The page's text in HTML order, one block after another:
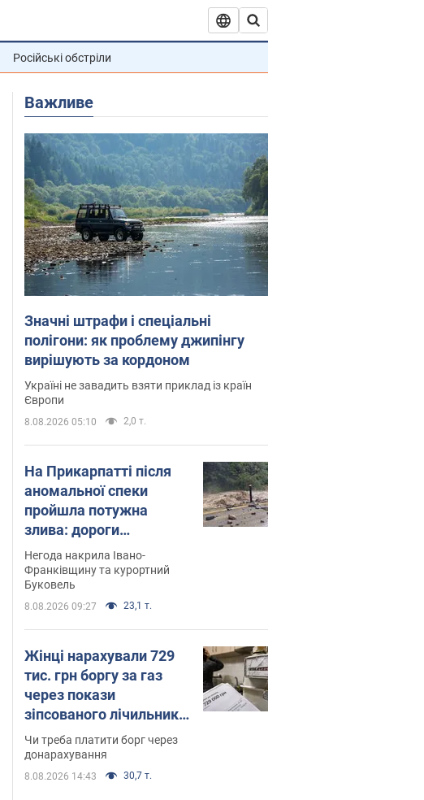
Російські обстріли
Важливе
Значні штрафи і спеціальні
полігони: як проблему джипінгу
вирішують за кордоном
Україні не завадить взяти приклад із країн
Європи
8.08.2026 05:10 2,0 т.
На Прикарпатті після
аномальної спеки
пройшла потужна
злива: дороги
перетворились на
річки. Відео
Негода накрила Івано-
Франківщину та курортний
Буковель
8.08.2026 09:27 23,1 т.
Жінці нарахували 729
тис. грн боргу за газ
через покази
зіпсованого лічильника:
суддя ухвалив
неочікуване рішення
Чи треба платити борг через
донарахування
8.08.2026 14:43 30,7 т.